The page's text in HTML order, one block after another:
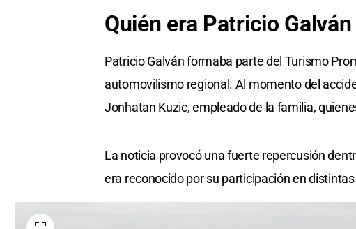
Quién era Patricio Galván
Patricio Galván formaba parte del Turismo
automovilismo regional. Al momento del
Jonhatan Kuzic, empleado de la familia,
La noticia provocó una fuerte repercusión
era reconocido por su participación en